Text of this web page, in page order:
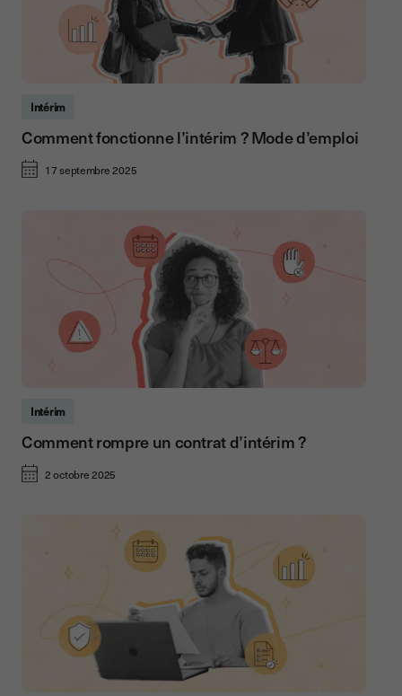
Intérim
Comment fonctionne l’intérim ? Mode d’emploi
17 septembre 2025
Intérim
Comment rompre un contrat d’intérim ?
2 octobre 2025